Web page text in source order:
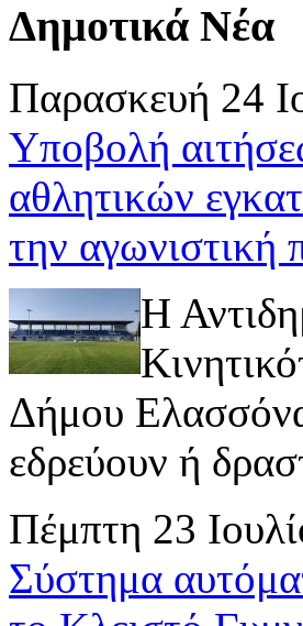
Δημοτικά Νέα
Παρασκευή 24
Υποβολή
αθλητικών
την αγωνιστική
Η
Δήμου
εδρεύουν ή
Πέμπτη 23
Σύστημα